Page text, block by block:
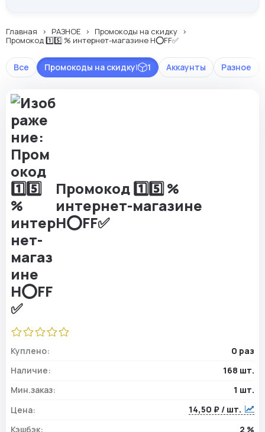
Главная РАЗНОЕ
Промокоды на скидку
Промокод 1️⃣5️⃣ % интернет-магазине H⭕FF✅
Все Аккаунты Разное
Промокоды на скидку| 1
Промокод 1️⃣5️⃣ %
интернет-магазине
H⭕FF✅
Куплено:
0 раз
Наличие:
168 шт.
Мин.заказ:
1 шт.
Цена:
14,50 ₽ / шт.
Кэшбэк:
2 %